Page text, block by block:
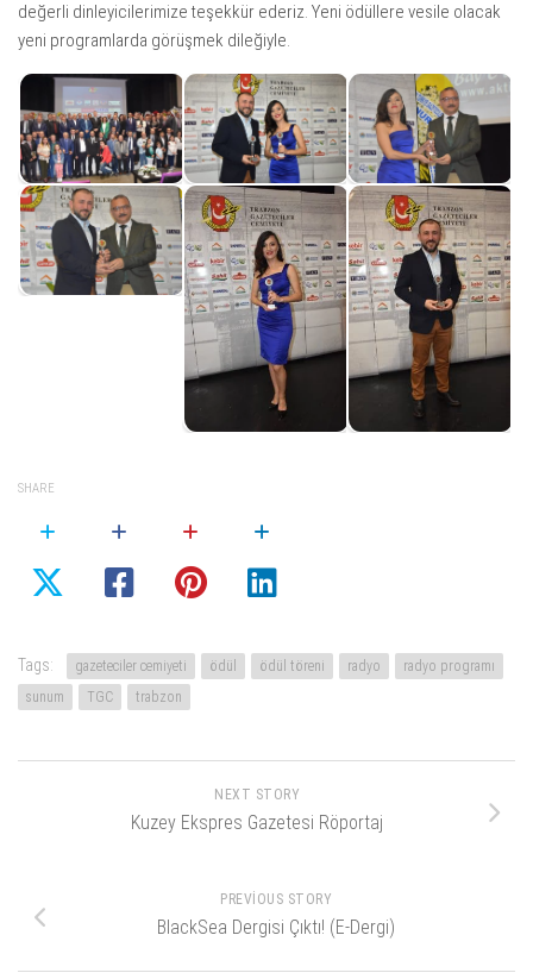
değerli dinleyicilerimize teşekkür ederiz. Yeni ödüllere vesile olacak
yeni programlarda görüşmek dileğiyle.
SHARE
Tags: gazeteciler cemiyeti ödül ödül töreni radyo
radyo programı
sunum
TGC trabzon
NEXT STORY
Kuzey Ekspres Gazetesi Röportaj
PREVIOUS STORY
BlackSea Dergisi Çıktı! (E-Dergi)